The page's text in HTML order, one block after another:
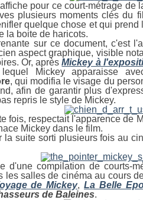
pour ce court-métrage de
plusieurs moments clés du
quelque chose et qui prend
la boite de haricots.
sur ce document, c'est
aspect graphique, visible
Or, aprèsMickey à
lequel Mickey apparaisse
, qui modifia le visage du
afin de garantir plus
repris le style de Mickey.
fois, respectait l'apparence de
Mickey dans le film.
la suite sorti plusieurs fois au
d'une compilation de courts-
les salles de cinéma au cours
de Mickey,La Belle
de Baleines.